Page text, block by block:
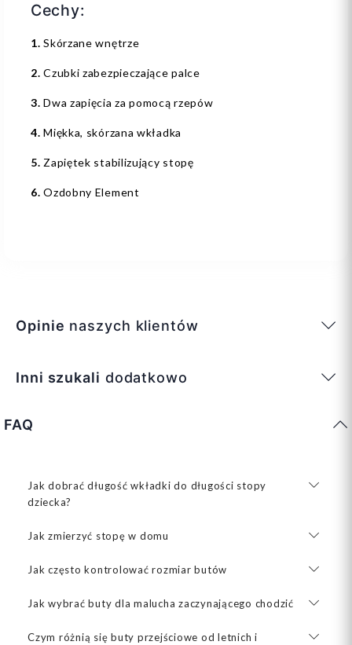
Cechy:
1.Skórzane wnętrze
2. Czubki zabezpieczające palce
3. Dwa zapięcia za pomocą rzepów
4.Miękka, skórzana wkładka
5. Zapiętek stabilizujący stopę
6. Ozdobny Element
Opinie naszych klientów
Inni szukali dodatkowo
FAQ
Jak dobrać długość wkładki do długości stopy
dziecka?
Jak zmierzyć stopę w domu
Jak często kontrolować rozmiar butów
Jak wybrać buty dla malucha zaczynającego chodzić
Czym różnią się buty przejściowe od letnich i